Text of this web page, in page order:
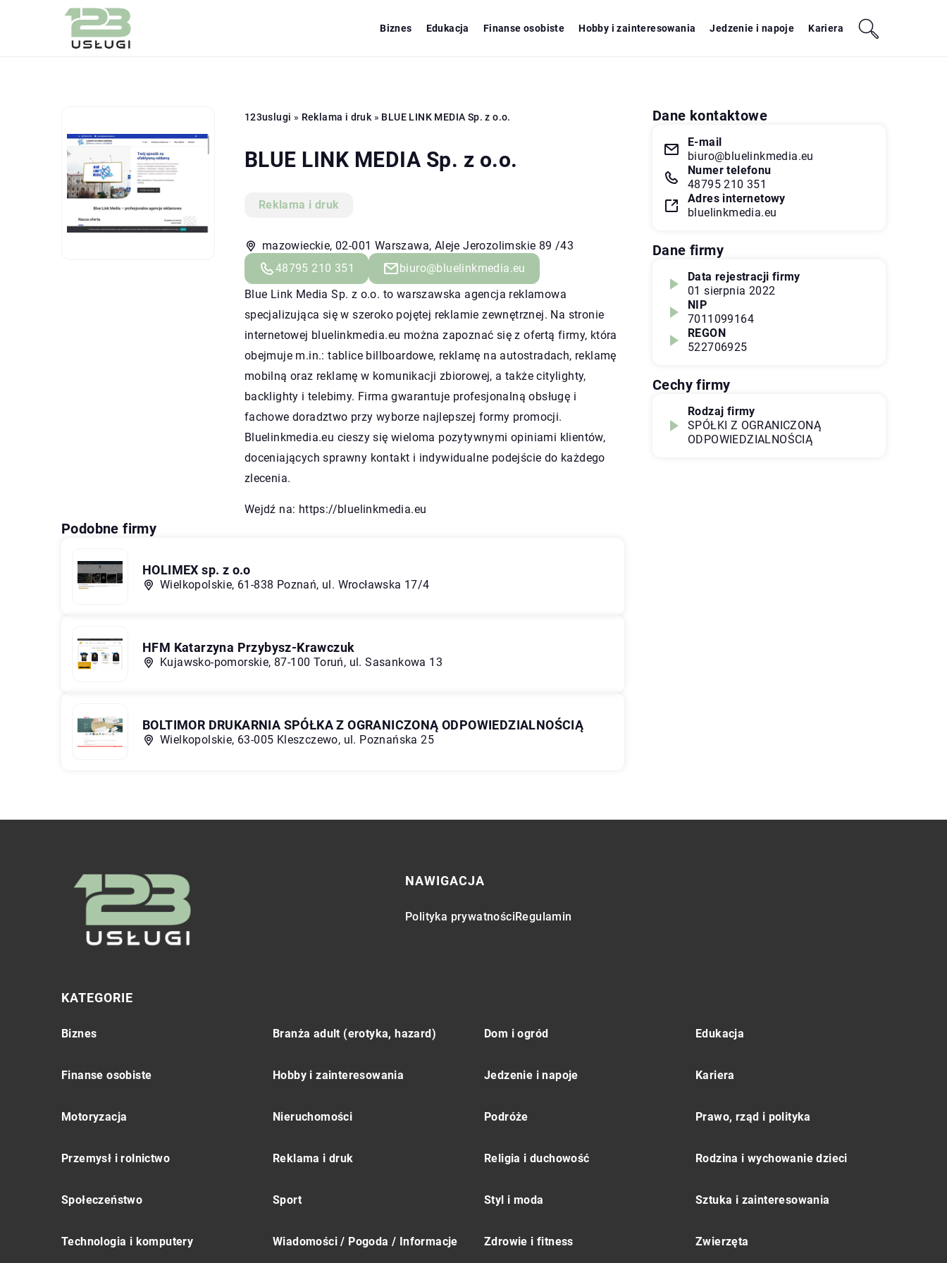
Biznes Edukacja Finanse osobiste Hobby i zainteresowania Jedzenie i napoje Kariera
123uslugi » Reklama i druk » BLUE LINK MEDIA Sp. z o.o.
BLUE LINK MEDIA Sp. z o.o.
Reklama i druk
mazowieckie, 02-001 Warszawa, Aleje Jerozolimskie 89 /43
48795 210 351
biuro@bluelinkmedia.eu
Blue Link Media Sp. z o.o. to warszawska agencja reklamowa
specjalizująca się w szeroko pojętej reklamie zewnętrznej. Na stronie
internetowej bluelinkmedia.eu można zapoznać się z ofertą firmy, która
obejmuje m.in.: tablice billboardowe, reklamę na autostradach, reklamę
mobilną oraz reklamę w komunikacji zbiorowej, a także citylighty,
backlighty i telebimy. Firma gwarantuje profesjonalną obsługę i
fachowe doradztwo przy wyborze najlepszej formy promocji.
Bluelinkmedia.eu cieszy się wieloma pozytywnymi opiniami klientów,
doceniających sprawny kontakt i indywidualne podejście do każdego
zlecenia.
Wejdź na: https://bluelinkmedia.eu
Podobne firmy
HOLIMEX sp. z o.o
Wielkopolskie, 61-838 Poznań, ul. Wrocławska 17/4
HFM Katarzyna Przybysz-Krawczuk
Kujawsko-pomorskie, 87-100 Toruń, ul. Sasankowa 13
BOLTIMOR DRUKARNIA SPÓŁKA Z OGRANICZONĄ ODPOWIEDZIALNOŚCIĄ
Wielkopolskie, 63-005 Kleszczewo, ul. Poznańska 25
Dane kontaktowe
E-mail
biuro@bluelinkmedia.eu
Numer telefonu
48795 210 351
Adres internetowy
bluelinkmedia.eu
Dane firmy
Data rejestracji firmy
01 sierpnia 2022
NIP
7011099164
REGON
522706925
Cechy firmy
Rodzaj firmy
SPÓŁKI Z OGRANICZONĄ
ODPOWIEDZIALNOŚCIĄ
NAWIGACJA
Polityka prywatnościRegulamin
KATEGORIE
Biznes Branża adult (erotyka, hazard) Dom i ogród Edukacja
Finanse osobiste Hobby i zainteresowania Jedzenie i napoje Kariera
Motoryzacja Nieruchomości Podróże Prawo, rząd i polityka
Przemysł i rolnictwo Reklama i druk Religia i duchowość Rodzina i wychowanie dzieci
Społeczeństwo Sport Styl i moda Sztuka i zainteresowania
Technologia i komputery Wiadomości / Pogoda / Informacje Zdrowie i fitness Zwierzęta